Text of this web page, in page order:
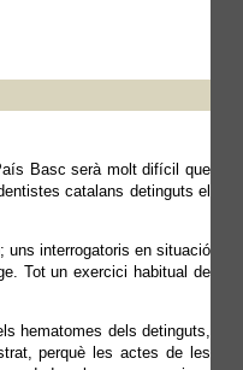
Basc serà molt difícil que
catalans detinguts el
uns interrogatoris en situació
Tot un exercici habitual de
hematomes dels detinguts,
perquè les actes de les